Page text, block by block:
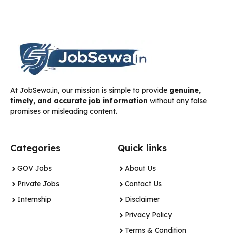
At JobSewa.in, our mission is simple to provide genuine,
timely, and accurate job information without any false
promises or misleading content.
Categories
GOV Jobs
Private Jobs
Internship
Quick links
About Us
Contact Us
Disclaimer
Privacy Policy
Terms & Condition